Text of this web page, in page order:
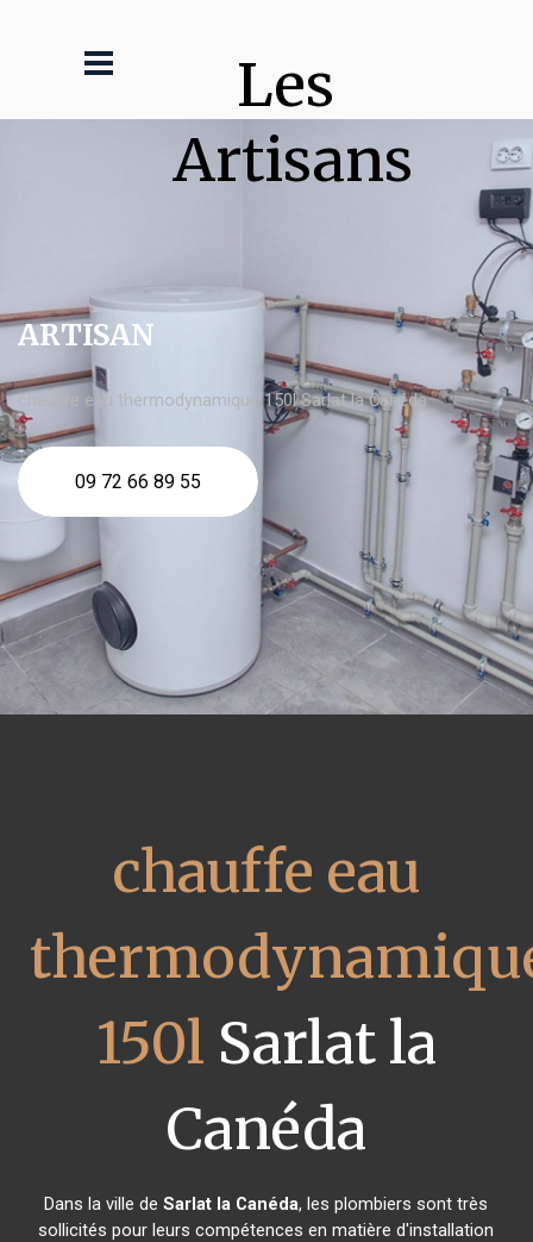
Les
Artisans
ARTISAN
chauffe eau thermodynamique 150l Sarlat la Canéda
09 72 66 89 55
chauffe eau
150l Sarlat la
Canéda
Dans la ville deSarlat la Canéda, les plombiers sont très
sollicités pour leurs compétences en matière d'installation